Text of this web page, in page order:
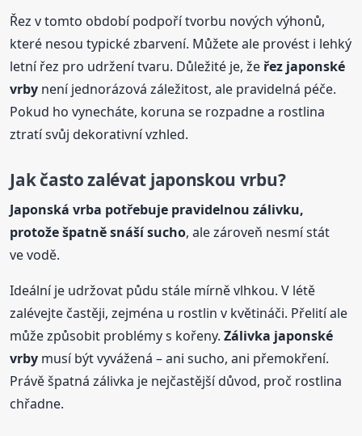
Řez v tomto období podpoří tvorbu nových výhonů,
které nesou typické zbarvení. Můžete ale provést i lehký
letní řez pro udržení tvaru. Důležité je, žeřez japonské
vrby není jednorázová záležitost, ale pravidelná péče.
Pokud ho vynecháte, koruna se rozpadne a rostlina
ztratí svůj dekorativní vzhled.
Jak často zalévat japonskou vrbu?
Japonská vrba potřebuje pravidelnou zálivku,
protože špatně snáší sucho, ale zároveň nesmí stát
ve vodě.
Ideální je udržovat půdu stále mírně vlhkou. V létě
zalévejte častěji, zejména u rostlin v květináči. Přelití ale
může způsobit problémy s kořeny.Zálivka japonské
vrby musí být vyvážená – ani sucho, ani přemokření.
Právě špatná zálivka je nejčastější důvod, proč rostlina
chřadne.